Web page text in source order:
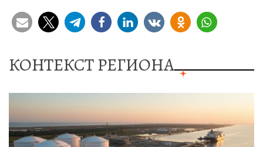
КОНТЕКСТ РЕГИОНА